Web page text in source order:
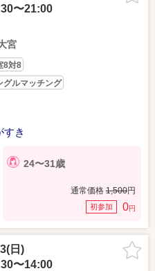
〜21:00
宮
8対8
グルマッチング
すき
24〜31歳
通常価格 1,500円
初参加 0円
日)
〜14:00